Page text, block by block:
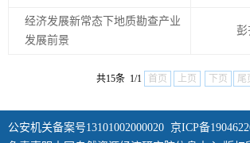
经济发展新常态下地质勘查产业
发展前景
彭
共15条 1/1 首页 上页 下页 尾
公安机关备案号13101002000020 京ICP备